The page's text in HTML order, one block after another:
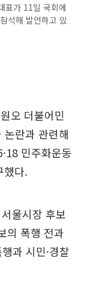
표가 11일 국회에
석해 발언하고 있
오 더불어민
란과 관련해
민주화운동
했다.
울시장 후보
의 폭행 전과
과 시민·경찰